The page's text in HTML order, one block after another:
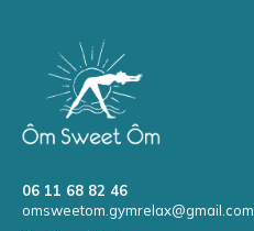
06 11 68 82 46
omsweetom.gymrelax@gmail.com